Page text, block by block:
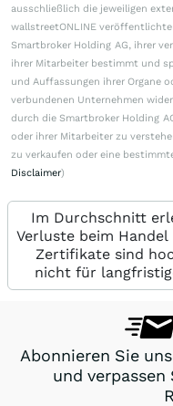
ausschließlich die jeweiligen
wallstreetONLINE
Smartbroker Holding AG, ihrer
ihrer Mitarbeiter bestimmt und
und Auffassungen ihrer Organe
verbundenen Unternehmen
durch die Smartbroker Holding
oder ihrer Mitarbeiter zu
zu verkaufen oder eine
Disclaimer)
Im Durchschnitt
Verluste beim
Zertifikate sind
nicht für
Abonnieren Sie
und